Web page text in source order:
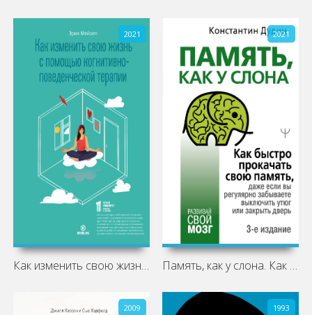
2021
Как изменить свою жизнь с помощью
2021
Память, как у слона. Как быстро
2009 1993